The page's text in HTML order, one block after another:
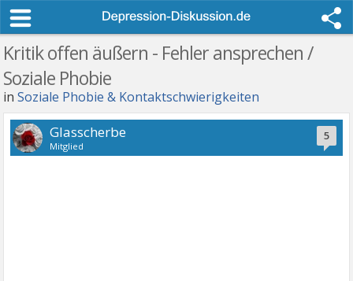
Kritik offen äußern - Fehler ansprechen /
Soziale Phobie
inSoziale Phobie & Kontaktschwierigkeiten
5
Glasscherbe
Mitglied